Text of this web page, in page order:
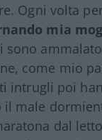
Ogni volta
mia
sono
come mio
intrugli poi
il male
dal